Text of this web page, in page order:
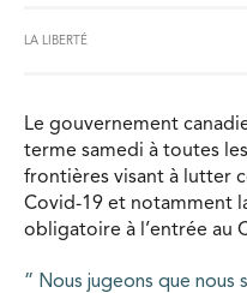
LA LIBERTÉ
Le gouvernement
terme samedi à toutes
frontières visant à lutter
Covid-19 et notamment
obligatoire à l’entrée au
” Nous jugeons que nous